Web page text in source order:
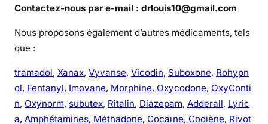
e
?
Contactez-nous par e-mail : drlouis10@gmail.com
Nous proposons également d’autres médicaments, tels
que :
tramadol, Xanax, Vyvanse, Vicodin, Suboxone, Rohypn
ol, Fentanyl, Imovane, Morphine, Oxycodone, OxyConti
n, Oxynorm, subutex, Ritalin, Diazepam, Adderall, Lyric
a, Amphétamines, Méthadone, Cocaïne, Codiène, Rivot